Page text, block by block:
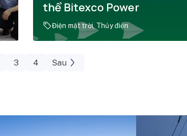
thể Bitexco Power
Điện mặt trời, Thủy điện
3 4 Sau